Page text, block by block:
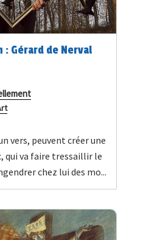
Gérard de Nerval
vers, peuvent créer une
qui va faire tressaillir le
chez lui des mo...